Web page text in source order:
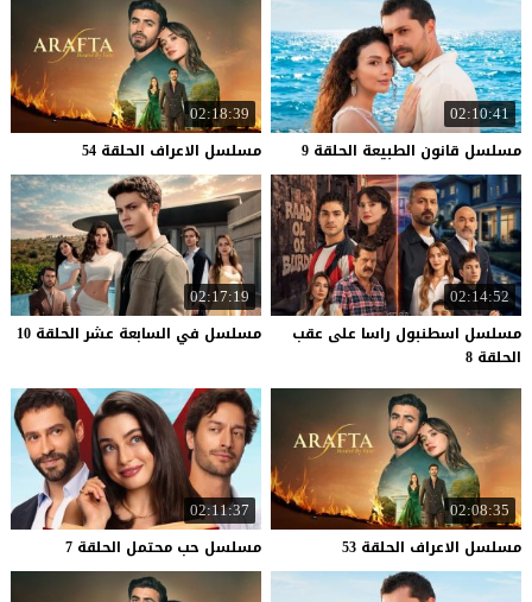
02:10:41
مسلسل قانون الطبيعة الحلقة 9
02:18:39
مسلسل الاعراف الحلقة 54
02:14:52
مسلسل اسطنبول راسا على عقب
الحلقة 8
02:17:19
مسلسل في السابعة عشر الحلقة 10
02:08:35
مسلسل الاعراف الحلقة 53
02:11:37
مسلسل حب محتمل الحلقة 7